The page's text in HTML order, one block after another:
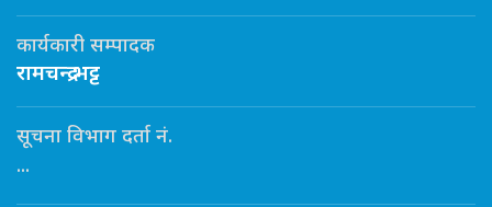
कार्यकारी सम्पादक
रामचन्द्र भट्ट
सूचना विभाग दर्ता नं.
...